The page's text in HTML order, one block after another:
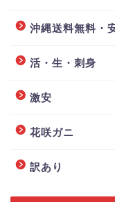
沖縄送料無料・
活・生・刺身
激安
花咲ガニ
訳あり